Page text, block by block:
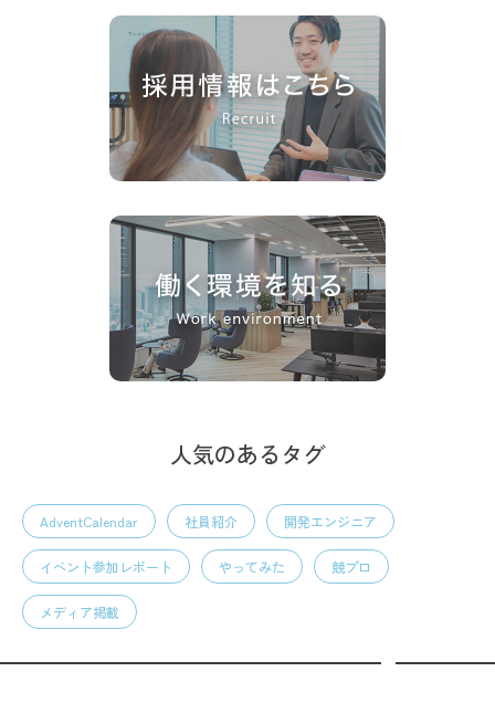
人気のあるタグ
AdventCalendar 社員紹介 開発エンジニア
イベント参加レポート やってみた 競プロ
メディア掲載